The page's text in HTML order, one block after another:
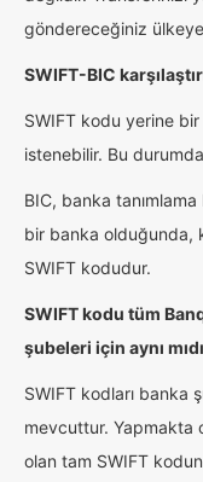
göndereceğiniz
SWIFT-BIC
SWIFT kodu yerine
istenebilir. Bu
BIC, banka tanımlama
bir banka olduğunda,
SWIFT kodudur.
SWIFT kodu tüm
şubeleri için aynı
SWIFT kodları banka
mevcuttur. Yapmakta
olan tam SWIFT